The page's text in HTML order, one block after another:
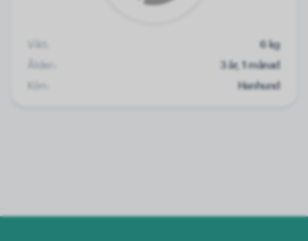
Vikt:
6 kg
Ålder:
3 år, 1 månad
Kön:
Hanhund